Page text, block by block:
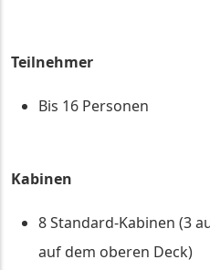
Teilnehmer
Bis 16 Personen
Kabinen
8 Standard-Kabinen (3
auf dem oberen Deck)